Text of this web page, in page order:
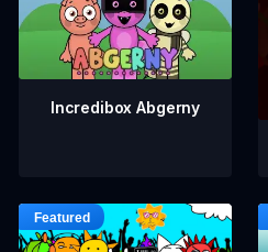
Incredibox Abgerny